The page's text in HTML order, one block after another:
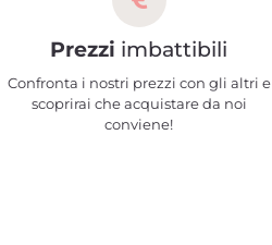
Prezzi imbattibili
Confronta i nostri prezzi con gli altri e
scoprirai che acquistare da noi
conviene!